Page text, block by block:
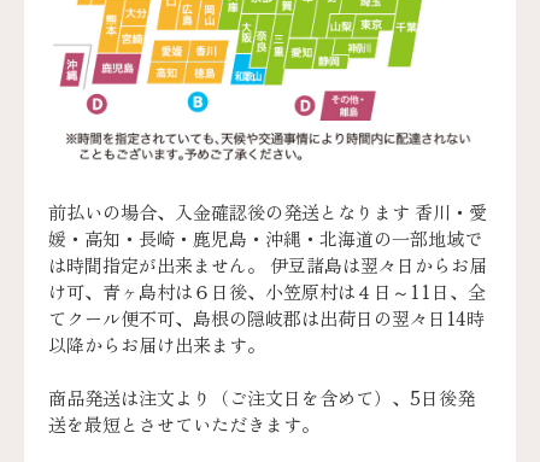
前払いの場合、入金確認後の発送となります 香川・愛
媛・高知・長崎・鹿児島・沖縄・北海道の一部地域で
は時間指定が出来ません。 伊豆諸島は翌々日からお届
け可、青ヶ島村は６日後、小笠原村は４日～11日、全
てクール便不可、島根の隠岐郡は出荷日の翌々日14時
以降からお届け出来ます。
商品発送は注文より（ご注文日を含めて）、5日後発
送を最短とさせていただきます。